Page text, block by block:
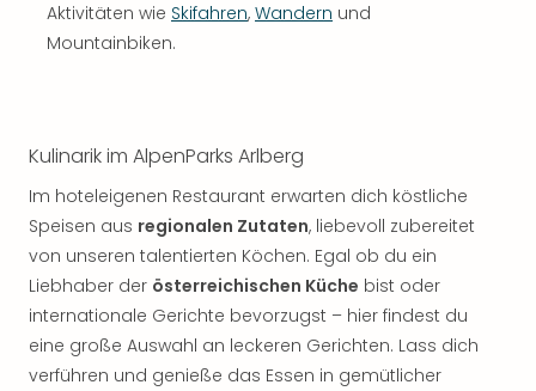
Aktivitäten wie Skifahren, Wandern und
Mountainbiken.
Kulinarik im AlpenParks Arlberg
Im hoteleigenen Restaurant erwarten dich köstliche
Speisen aus regionalen Zutaten, liebevoll zubereitet
von unseren talentierten Köchen. Egal ob du ein
Liebhaber der österreichischen Küche bist oder
internationale Gerichte bevorzugst – hier findest du
eine große Auswahl an leckeren Gerichten. Lass dich
verführen und genieße das Essen in gemütlicher